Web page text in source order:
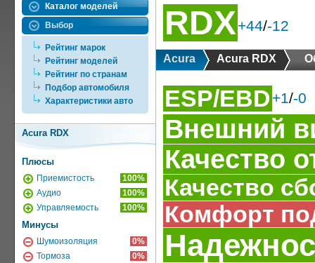
Каталог моделей
Выбор
Рейтинг марок
Рейтинг моделей
Рейтинг по странам
Подбор автомобиля
Характеристики авто
Acura RDX
Плюсы
Приемистость
100%
Аудио
100%
Управляемость
100%
Минусы
Шумоизоляция
0%
Тормоза
0%
RDX+44/-12
Acura Acura RDX
ESP/EBD+1/-0
Внешний
Качество
Качество
Комфорт